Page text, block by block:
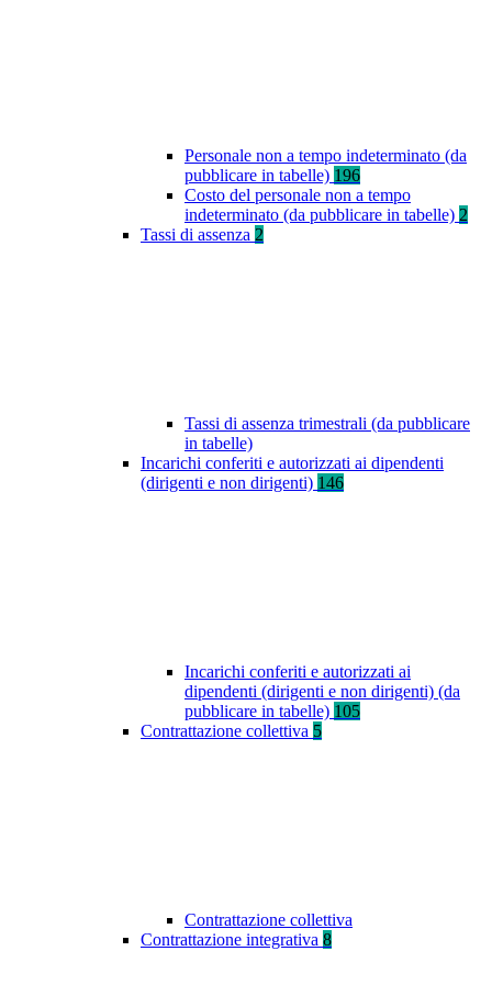
Personale non a tempo indeterminato (da
pubblicare in tabelle) 196
Costo del personale non a tempo
indeterminato (da pubblicare in tabelle) 2
Tassi di assenza 2
Tassi di assenza trimestrali (da pubblicare
in tabelle)
Incarichi conferiti e autorizzati ai dipendenti
(dirigenti e non dirigenti) 146
Incarichi conferiti e autorizzati ai
dipendenti (dirigenti e non dirigenti) (da
pubblicare in tabelle) 105
Contrattazione collettiva 5
Contrattazione collettiva
Contrattazione integrativa 8